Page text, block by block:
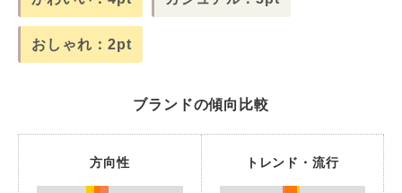
おしゃれ：2pt
ブランドの傾向比較
方向性 トレンド・流行